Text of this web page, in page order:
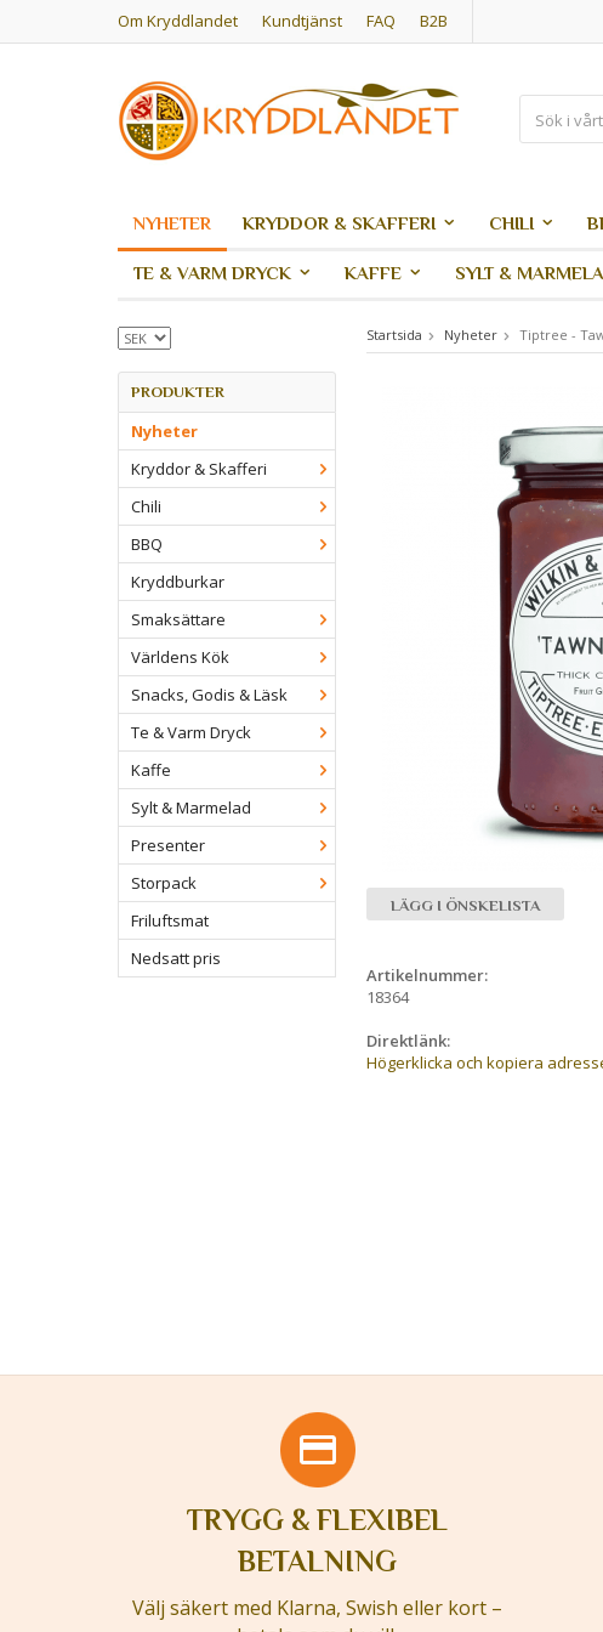
Om Kryddlandet Kundtjänst FAQ B2B
NYHETER KRYDDOR & SKAFFERI CHILI
TE & VARM DRYCK KAFFE SYLT &
PRODUKTER
Nyheter
Kryddor & Skafferi
Chili
BBQ
Kryddburkar
Smaksättare
Världens Kök
Snacks, Godis & Läsk
Te & Varm Dryck
Kaffe
Sylt & Marmelad
Presenter
Storpack
Friluftsmat
Nedsatt pris
Startsida Nyheter Tiptree -
LÄGG I ÖNSKELISTA
Artikelnummer:
18364
Direktlänk:
Högerklicka och kopiera
TRYGG & FLEXIBEL
BETALNING
Välj säkert med Klarna, Swish eller kort –